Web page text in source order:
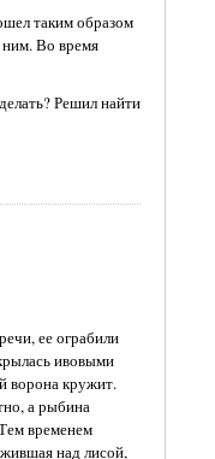
таким образом
ним. Во время
Решил найти
ее ограбили
ивовыми
ворона кружит.
а рыбина
временем
над лисой,